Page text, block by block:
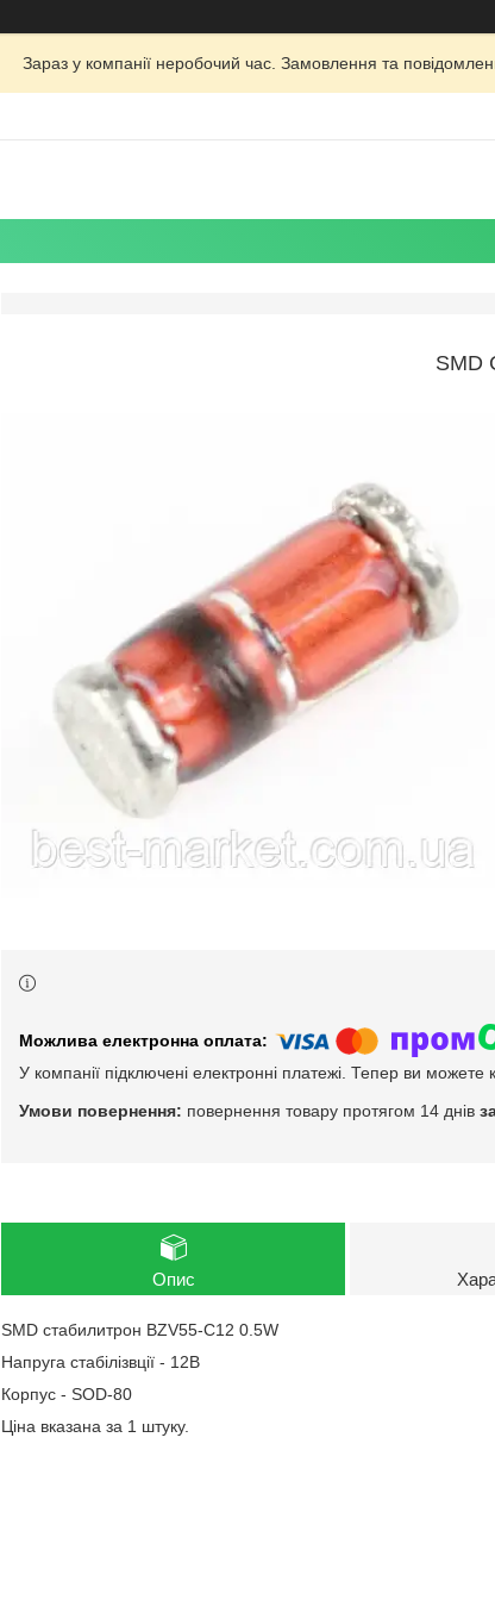
Зараз у компанії неробочий час. Замовлення та
SMD
У компанії підключені електронні платежі. Тепер ви
повернення товару протягом 14 днів
Опис
SMD стабилитрон BZV55-C12 0.5W
Напруга стабілізвції - 12В
Корпус - SOD-80
Ціна вказана за 1 штуку.